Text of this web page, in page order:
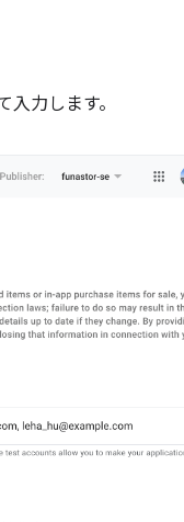
力します。